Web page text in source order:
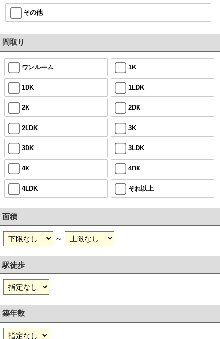
その他
間取り
ワンルーム 1K
1DK 1LDK
2K 2DK
2LDK 3K
3DK 3LDK
4K 4DK
4LDK それ以上
面積
～
駅徒歩
築年数